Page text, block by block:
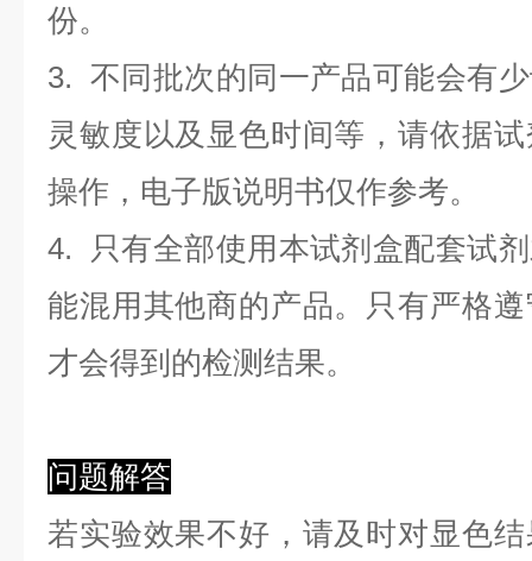
份。
3. 不同批次的同一产品可能会有
灵敏度以及显色时间等，请依据
操作，电子版说明书仅作参考。
4. 只有全部使用本试剂盒配套试
能混用其他商的产品。只有严格
才会得到的检测结果。
问题解答
若实验效果不好，请及时对显色